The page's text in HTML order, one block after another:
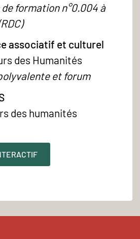
de formation n°0.004 à
associatif et culturel
des Humanités
et forum
des humanités